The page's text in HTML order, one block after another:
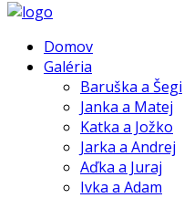
Domov
Galéria
Baruška a Šegi
Janka a Matej
Katka a Jožko
Jarka a Andrej
Aďka a Juraj
Ivka a Adam